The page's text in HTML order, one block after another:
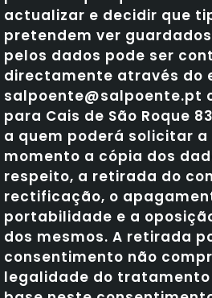
actualizar e decidir que
pretendem ver
pelos dados pode ser
directamente através do
salpoente@salpoente.pt
para Cais de São Roque
a quem poderá solicitar
momento a cópia dos
respeito, a retirada do
rectificação, o
portabilidade e a
dos mesmos. A retirada
consentimento não
legalidade do